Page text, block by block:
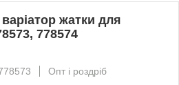
жатки для
778574
Опт і роздріб